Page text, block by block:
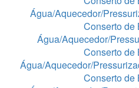
Água/Aquecedor/
Conserto de
Água/Aquecedor/
Conserto de
Água/Aquecedor/
Conserto de